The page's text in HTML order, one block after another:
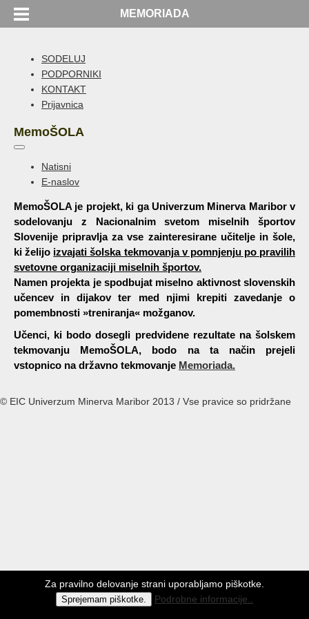
MEMORIADA
SODELUJ
PODPORNIKI
KONTAKT
Prijavnica
MemoŠOLA
Natisni
E-naslov
MemoŠOLA je projekt, ki ga Univerzum Minerva Maribor v
sodelovanju z Nacionalnim svetom miselnih športov
Slovenije pripravlja za vse zainteresirane učitelje in šole,
ki želijo izvajati šolska tekmovanja v pomnjenju po pravilih
svetovne organizaciji miselnih športov.
Namen projekta je spodbujat miselno aktivnost slovenskih
učencev in dijakov ter med njimi krepiti zavedanje o
pomembnosti »treniranja« možganov.
Učenci, ki bodo dosegli predvidene rezultate na šolskem
tekmovanju MemoŠOLA, bodo na ta način prejeli
vstopnico na državno tekmovanje Memoriada.
© EIC Univerzum Minerva Maribor 2013 / Vse pravice so pridržane
Za pravilno delovanje strani uporabljamo piškotke.
Sprejemam piškotke. Podrobne informacije..